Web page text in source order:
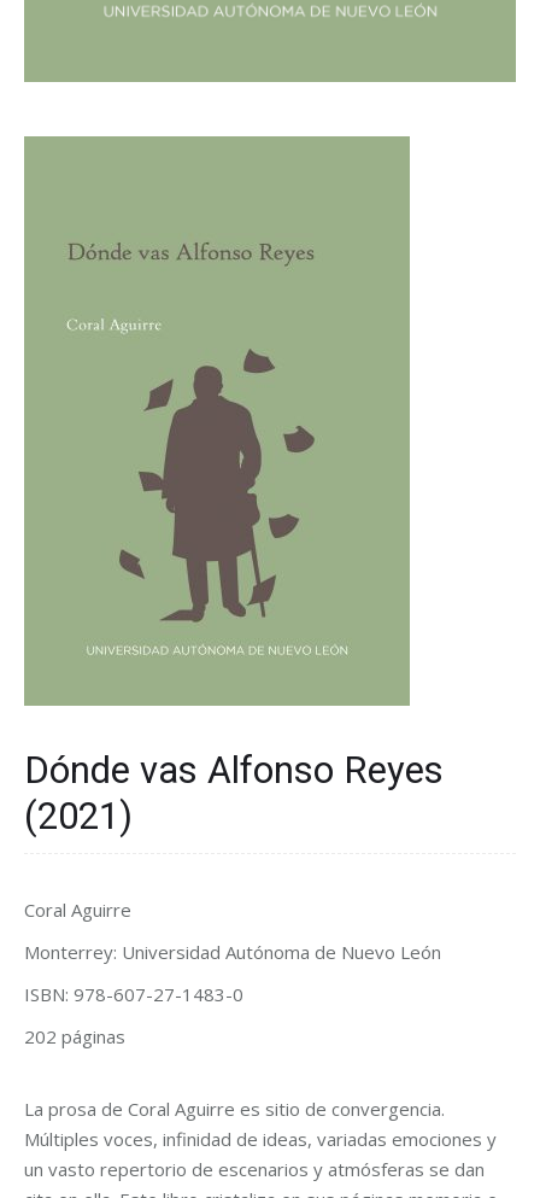
Dónde vas Alfonso Reyes
(2021)
Coral Aguirre
Monterrey: Universidad Autónoma de Nuevo León
ISBN: 978-607-27-1483-0
202 páginas
La prosa de Coral Aguirre es sitio de convergencia.
Múltiples voces, infinidad de ideas, variadas emociones y
un vasto repertorio de escenarios y atmósferas se dan